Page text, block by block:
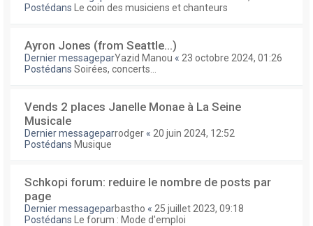
Postédans
Le coin des musiciens et chanteurs
Ayron Jones (from Seattle...)
Dernier messageparYazid Manou « 23 octobre 2024, 01:26
Postédans Soirées, concerts...
Vends 2 places Janelle Monae à La Seine
Musicale
Dernier messageparrodger « 20 juin 2024, 12:52
Postédans Musique
Schkopi forum: reduire le nombre de posts par
page
Dernier messageparbastho « 25 juillet 2023, 09:18
Postédans
Le forum : Mode d'emploi